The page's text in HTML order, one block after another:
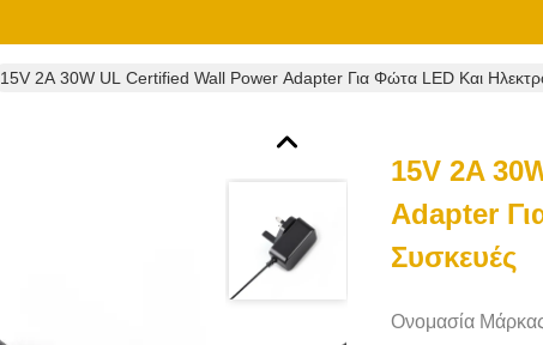
15V 2A 30W UL Certified Wall Power Adapter Για Φώτα LED Και
15V 2A
Adapter
Συσκευές
Ονομασία